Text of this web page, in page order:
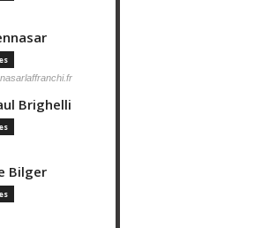
Brighelli
Bilger